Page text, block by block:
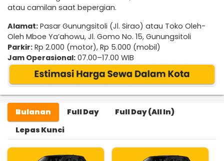
atau camilan saat bepergian.
Alamat: Pasar Gunungsitoli (Jl. Sirao) atau Toko Oleh-
Oleh Mboe Ya’ahowu, Jl. Gomo No. 15, Gunungsitoli
Parkir: Rp 2.000 (motor), Rp 5.000 (mobil)
Jam Operasional: 07.00–17.00 WIB
Bulanan Full Day
Full Day (All In)
Lepas Kunci